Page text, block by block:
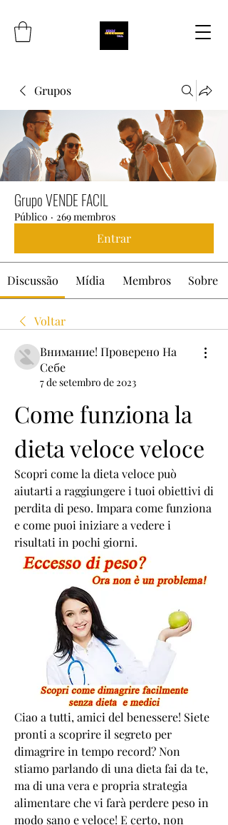
Grupos
Grupo VENDE FACIL
Público · 269 membros
Entrar
Discussão Mídia Membros Sobre
Voltar
Внимание! Проверено На
Себе
7 de setembro de 2023
Come funziona la
dieta veloce veloce
Scopri come la dieta veloce può
aiutarti a raggiungere i tuoi obiettivi di
perdita di peso. Impara come funziona
e come puoi iniziare a vedere i
risultati in pochi giorni.
Ciao a tutti, amici del benessere! Siete
pronti a scoprire il segreto per
dimagrire in tempo record? Non
stiamo parlando di una dieta fai da te,
ma di una vera e propria strategia
alimentare che vi farà perdere peso in
modo sano e veloce! E certo, non